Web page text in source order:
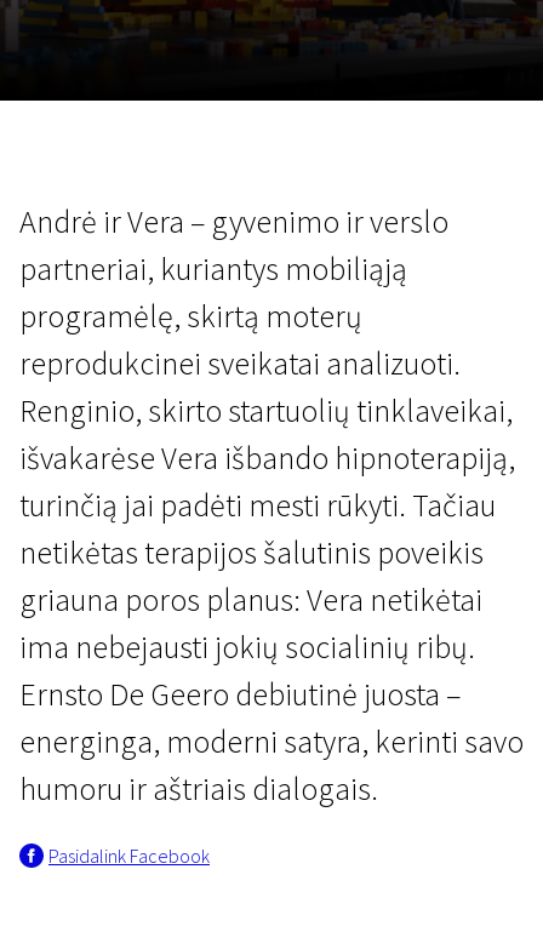
Hipnozė
1 val. 38 min. | Komedija | N-13
Andrė ir Vera – gyvenimo ir verslo
partneriai, kuriantys mobiliąją
programėlę, skirtą moterų
reprodukcinei sveikatai analizuoti.
Renginio, skirto startuolių tinklaveikai,
išvakarėse Vera išbando hipnoterapiją,
turinčią jai padėti mesti rūkyti. Tačiau
netikėtas terapijos šalutinis poveikis
griauna poros planus: Vera netikėtai
ima nebejausti jokių socialinių ribų.
Ernsto De Geero debiutinė juosta –
energinga, moderni satyra, kerinti savo
humoru ir aštriais dialogais.
Pasidalink Facebook